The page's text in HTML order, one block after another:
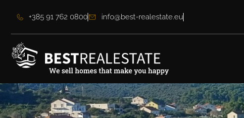
+385 91 762 0800 info@best-realestate.eu